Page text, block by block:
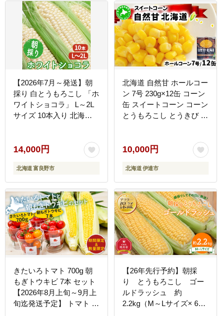
市 北海道 】_03648
【2026年7月～発送】朝
採り 白とうもろこし 「ホ
ワイトショコラ」 L～2L
サイズ 10本入り 北海道
び コーン 野菜 新鮮 甘い
ジューシー 贈り物 ギフト
道産 直送 ふらの
14,000円
北海道 富良野市
北海道 自然甘 ホールコー
ン 7号 230g×12缶 コーン
缶 スイートコーン コーン
とうもろこし とうきび ト
クレードル 送料無料 伊達
10,000円
北海道 伊達市
きたいろトマト 700g 朝
もぎトウキビ 7本 セット
【2026年8月上旬～9月上
旬迄発送予定】 トマト と
【26年先行予約】朝採
り とうもろこし ゴー
ルドラッシュ 約
2.2kg（M～Lサイズ× 6